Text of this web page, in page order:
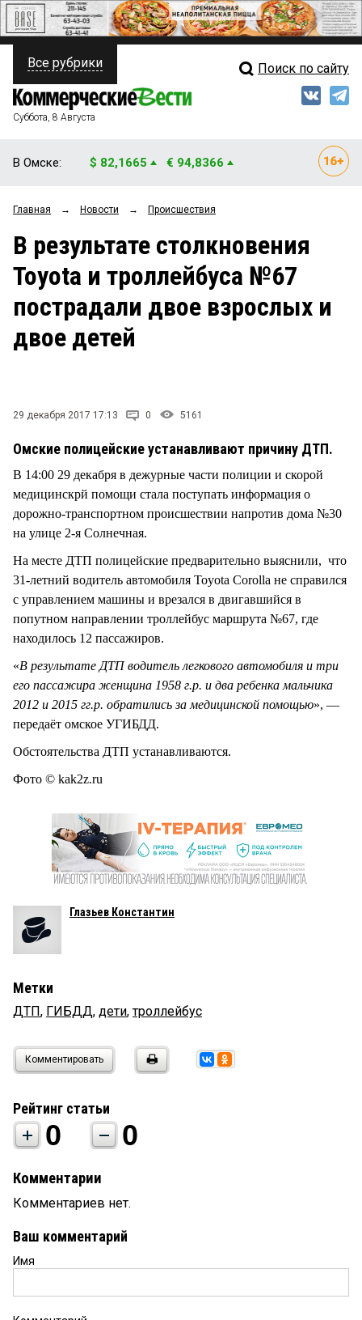
ПОЛИТИКА
ФИНАНСЫ
ОБЩЕСТВО
ЗАКОН
НОВОСТИ КОМПАНИЙ
Свежий выпуск
Мнения
Рейтинги
Блоги
Архив
Все рубрики Поиск по сайту
Суббота, 8 Августа
В Омске: $ 82,1665 € 94,8366
Главная → Новости → Происшествия
В результате столкновения
Toyota и троллейбуса №67
пострадали двое взрослых и
двое детей
29 декабря 2017 17:13 0 5161
Омские полицейские устанавливают причину ДТП.
В 14:00 29 декабря в дежурные части полиции и скорой
медицинскрй помощи стала поступать информация о
дорожно-транспортном происшествии напротив дома №30
на улице 2-я Солнечная.
На месте ДТП полицейские предварительно выяснили, что
31-летний водитель автомобиля Toyota Corolla не справился
с управлением машины и врезался в двигавшийся в
попутном направлении троллейбус маршрута №67, где
находилось 12 пассажиров.
«В результате ДТП водитель легкового автомобиля и три
его пассажира женщина 1958 г.р. и два ребенка мальчика
2012 и 2015 гг.р. обратились за медицинской помощью», —
передаёт омское УГИБДД.
Обстоятельства ДТП устанавливаются.
Фото © kak2z.ru
Глазьев Константин
Метки
ДТП, ГИБДД, дети,троллейбус
Комментировать
Рейтинг статьи
0 0
Комментарии
Комментариев нет.
Ваш комментарий
Имя